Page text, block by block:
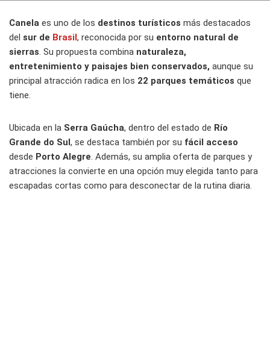
Canela es uno de los destinos turísticos más destacados
del sur de Brasil, reconocida por su entorno natural de
sierras. Su propuesta combina naturaleza,
entretenimiento y paisajes bien conservados, aunque su
principal atracción radica en los 22 parques temáticos que
tiene.
Ubicada en la Serra Gaúcha, dentro del estado de Río
Grande do Sul, se destaca también por su fácil acceso
desde Porto Alegre. Además, su amplia oferta de parques y
atracciones la convierte en una opción muy elegida tanto para
escapadas cortas como para desconectar de la rutina diaria.